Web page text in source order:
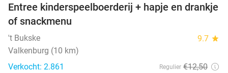
24%
Entree kinderspeelboerderij + hapje en drankje
of snackmenu
't Bukske 9.7 star
Valkenburg (10 km)
Verkocht: 2.861
Regulier €12,50